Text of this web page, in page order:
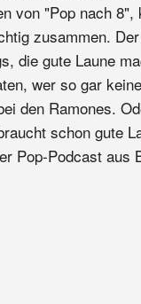
von "Pop nach
zusammen.
die gute Laune
wer so gar
den Ramones.
schon gute
Pop-Podcast aus